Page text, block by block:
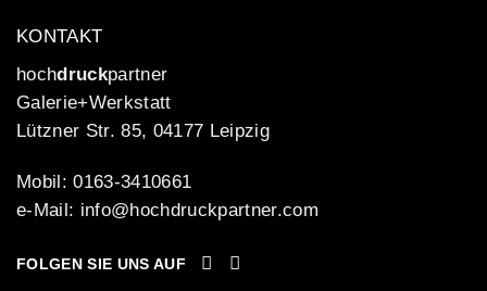
KONTAKT
hochdruckpartner
Galerie+Werkstatt
Lützner Str. 85, 04177 Leipzig
Mobil: 0163-3410661
e-Mail: info@hochdruckpartner.com
FOLGEN SIE UNS AUF